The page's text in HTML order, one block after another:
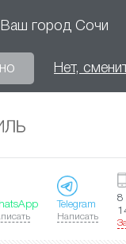
Ваш город Сочи
Нет,
Telegram
Написать
8